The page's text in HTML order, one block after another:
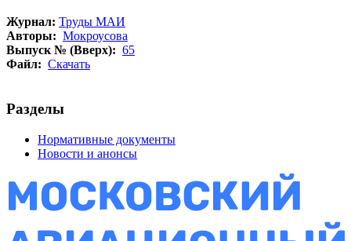
Журнал: Труды МАИ
Авторы: Мокроусова
Выпуск № (Вверх): 65
Файл: Скачать
Разделы
Нормативные документы
Новости и анонсы